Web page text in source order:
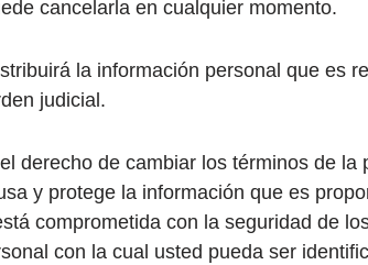
cancelarla en cualquier momento.
la información personal que es
judicial.
derecho de cambiar los términos de
y protege la información que es
comprometida con la seguridad de
con la cual usted pueda ser